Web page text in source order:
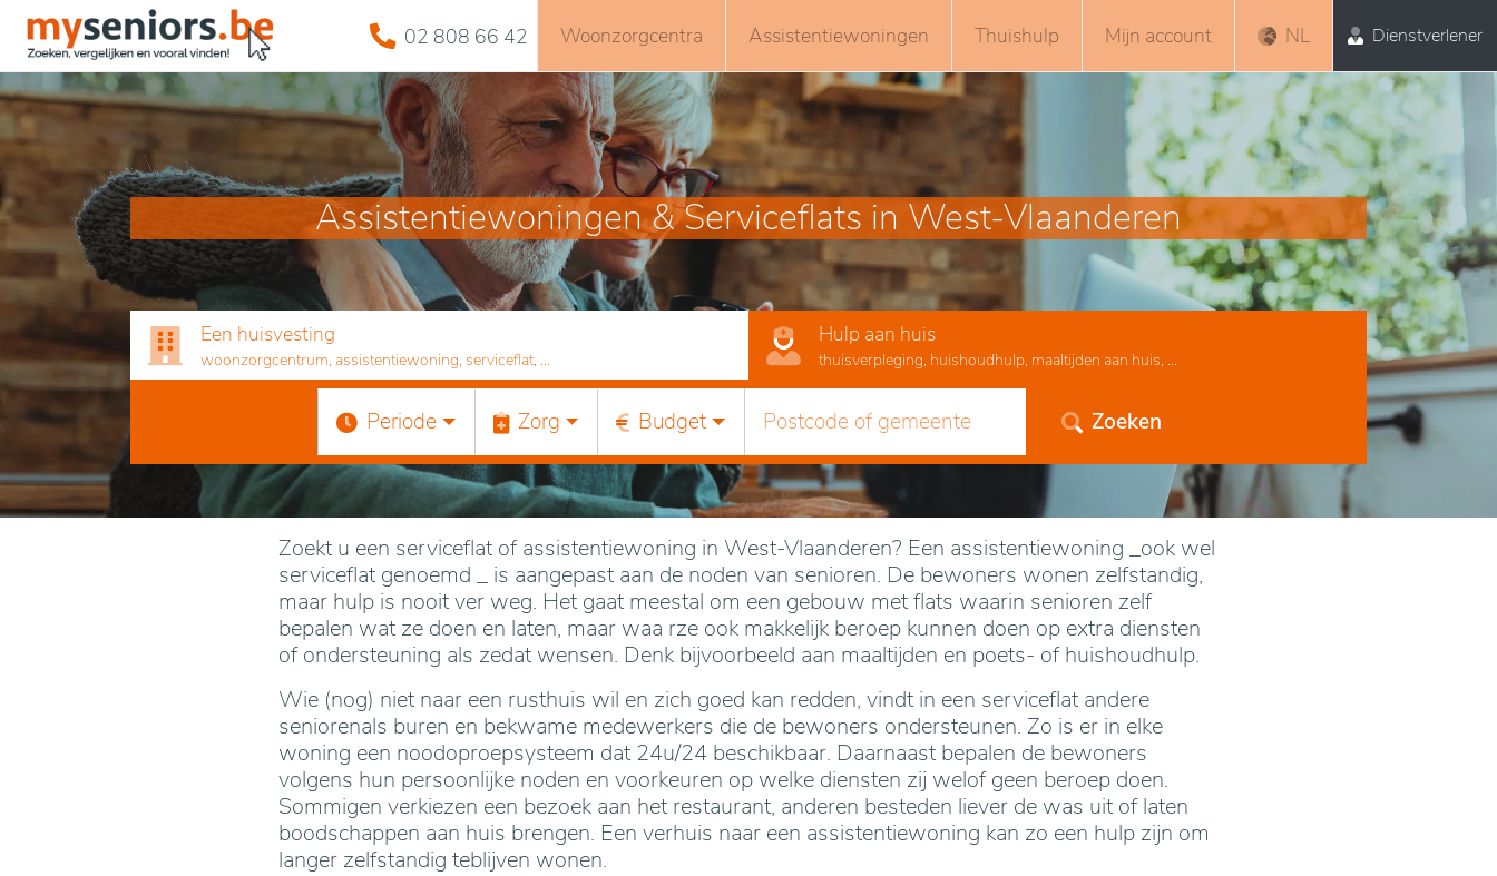
02 808 66 42 Woonzorgcentra Assistentiewoningen Thuishulp Mijn account NL Dienstverlener
Assistentiewoningen & Serviceflats in West-Vlaanderen
Een huisvesting
woonzorgcentrum, assistentiewoning, serviceflat, ...
Hulp aan huis
thuisverpleging, huishoudhulp, maaltijden aan huis, ...
Periode Zorg Budget Zoeken
Zoekt u een serviceflat of assistentiewoning in West-Vlaanderen? Een assistentiewoning _ook wel
serviceflat genoemd _ is aangepast aan de noden van senioren. De bewoners wonen zelfstandig,
maar hulp is nooit ver weg. Het gaat meestal om een gebouw met flats waarin senioren zelf
bepalen wat ze doen en laten, maar waa rze ook makkelijk beroep kunnen doen op extra diensten
of ondersteuning als zedat wensen. Denk bijvoorbeeld aan maaltijden en poets- of huishoudhulp.
Wie (nog) niet naar een rusthuis wil en zich goed kan redden, vindt in een serviceflat andere
seniorenals buren en bekwame medewerkers die de bewoners ondersteunen. Zo is er in elke
woning een noodoproepsysteem dat 24u/24 beschikbaar. Daarnaast bepalen de bewoners
volgens hun persoonlijke noden en voorkeuren op welke diensten zij welof geen beroep doen.
Sommigen verkiezen een bezoek aan het restaurant, anderen besteden liever de was uit of laten
boodschappen aan huis brengen. Een verhuis naar een assistentiewoning kan zo een hulp zijn om
langer zelfstandig teblijven wonen.